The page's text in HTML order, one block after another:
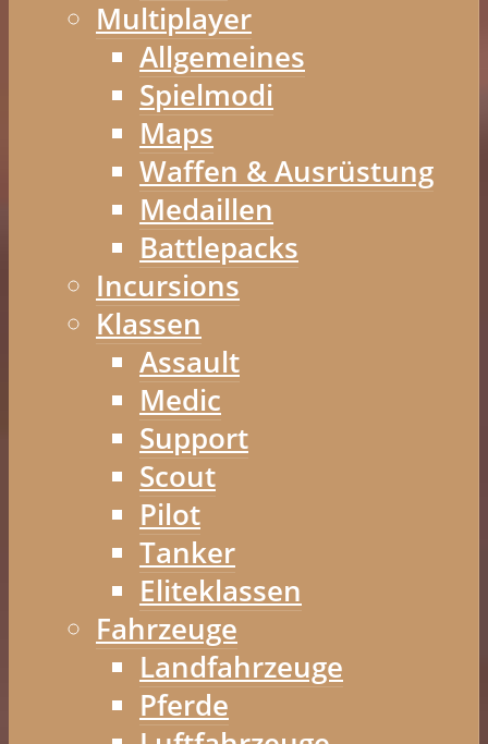
Multiplayer
Allgemeines
Spielmodi
Maps
Waffen & Ausrüstung
Medaillen
Battlepacks
Incursions
Klassen
Assault
Medic
Support
Scout
Pilot
Tanker
Eliteklassen
Fahrzeuge
Landfahrzeuge
Pferde